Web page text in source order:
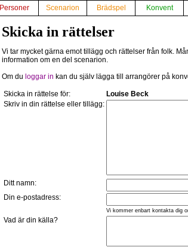
Personer Scenarion Brädspel Konvent
Skicka in rättelser
Vi tar mycket gärna emot tillägg och rättelser från folk.
information om en del scenarion.
Om du loggar in kan du själv lägga till arrangörer på
Skicka in rättelse för:
Louise Beck
Skriv in din rättelse eller tillägg:
Ditt namn:
Din e-postadress:
Vi kommer enbart kontakta dig
Vad är din källa?